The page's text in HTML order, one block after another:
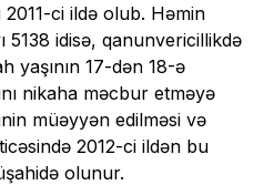
2011-ci ildə olub. Həmin
5138 idisə, qanunvericillikdə
yaşının 17-dən 18-ə
nikaha məcbur etməyə
müəyyən edilməsi və
2012-ci ildən bu
olunur.